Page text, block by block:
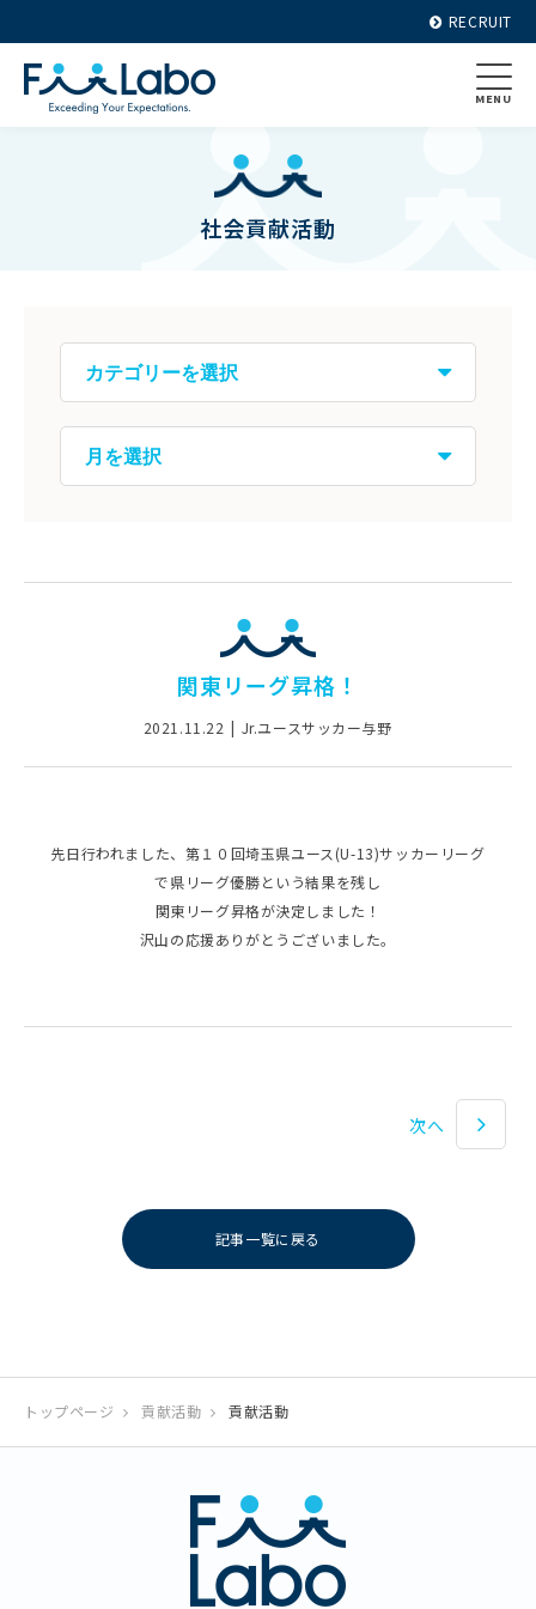
RECRUIT
MENU
社会貢献活動
関東リーグ昇格！
2021.11.22 Jr.ユースサッカー与野
先日行われました、第１０回埼玉県ユース(U-13)サッカーリーグ
で県リーグ優勝という結果を残し
関東リーグ昇格が決定しました！
沢山の応援ありがとうございました。
次へ
記事一覧に戻る
トップページ 貢献活動 貢献活動